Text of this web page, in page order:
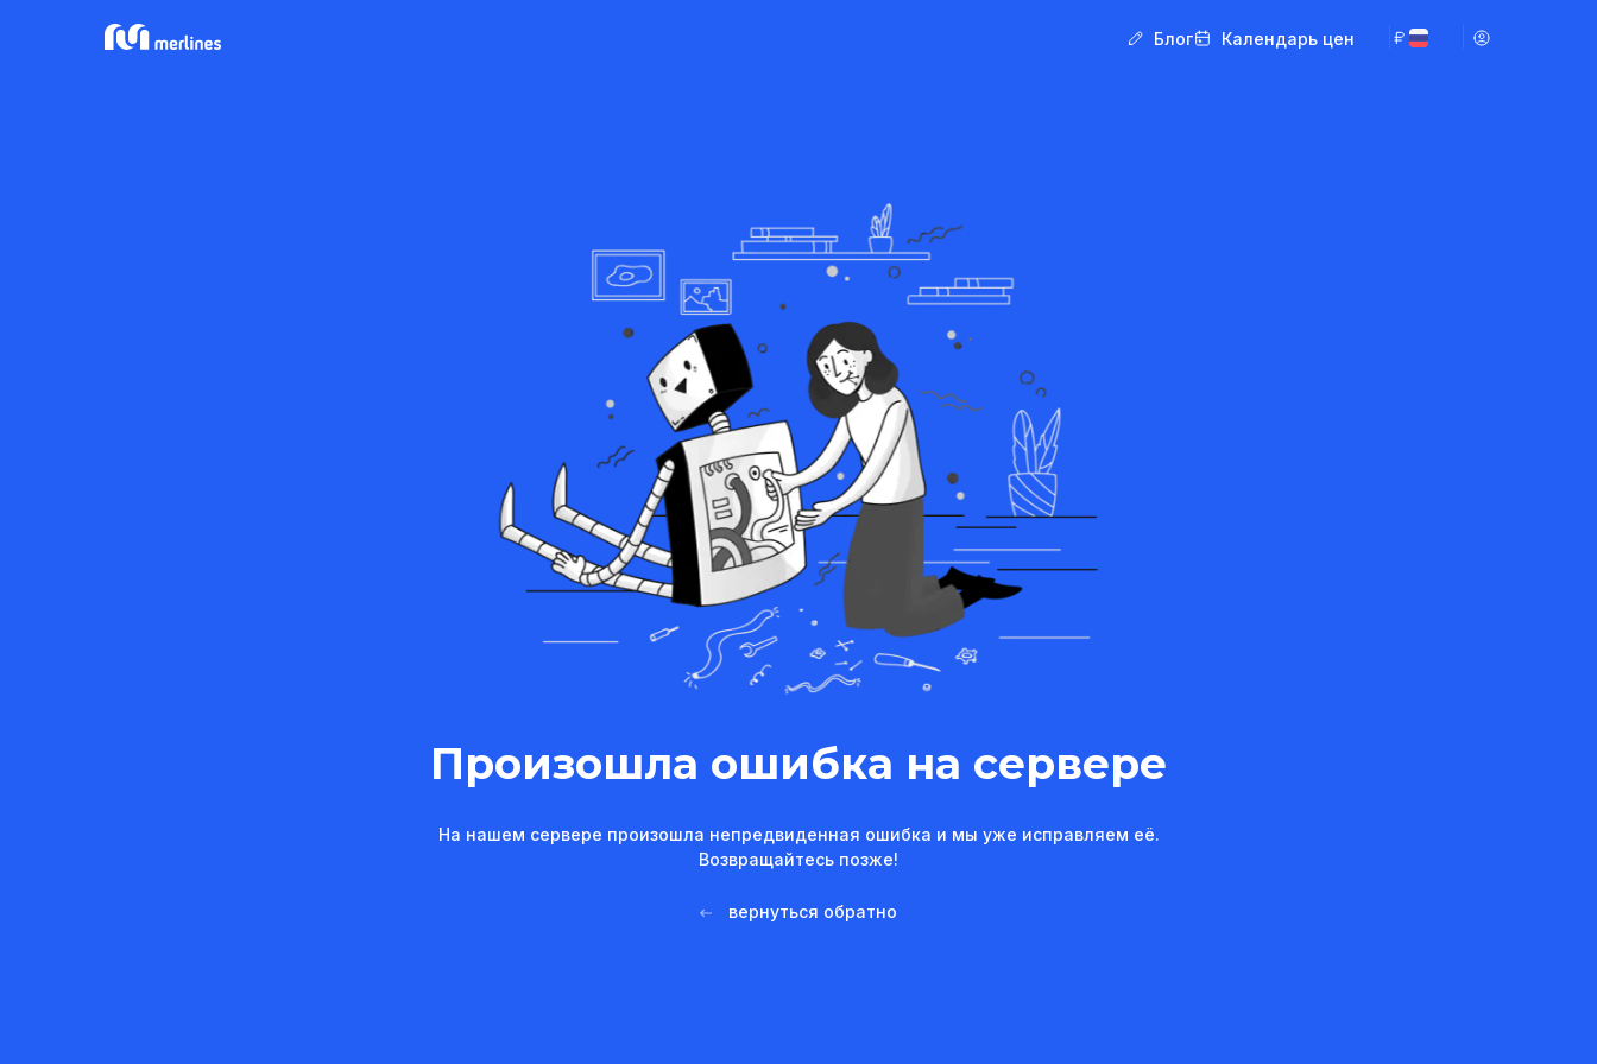
Блог Календарь цен
Произошла ошибка на сервере
На нашем сервере произошла непредвиденная ошибка и мы уже исправляем её.
Возвращайтесь позже!
вернуться обратно